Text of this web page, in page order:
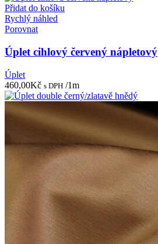
Přidat do košíku
Rychlý náhled
Porovnat
Úplet cihlový červený nápletový
Úplet
460,00Kč s DPH /1m